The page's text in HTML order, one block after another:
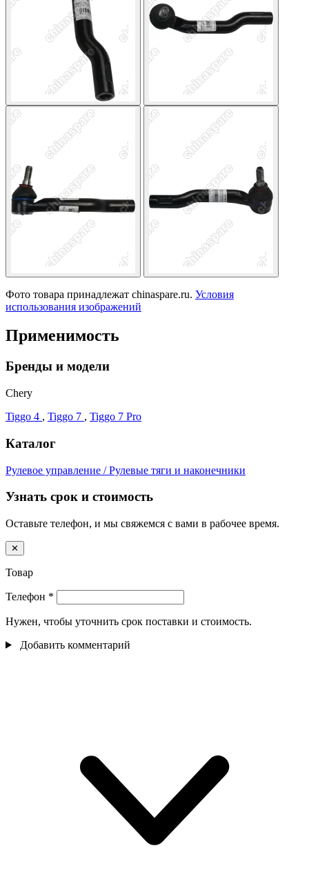
Фото товара принадлежат chinaspare.ru. Условия
использования изображений
Применимость
Бренды и модели
Chery
Tiggo 4 , Tiggo 7 , Tiggo 7 Pro
Каталог
Рулевое управление / Рулевые тяги и наконечники
Узнать срок и стоимость
Оставьте телефон, и мы свяжемся с вами в рабочее время.
✕
Товар
Телефон *
Нужен, чтобы уточнить срок поставки и стоимость.
Добавить комментарий